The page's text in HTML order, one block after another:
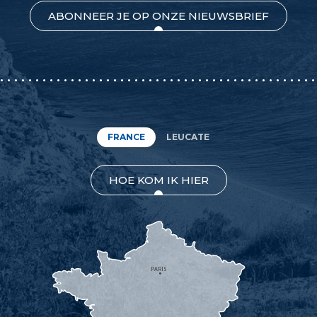
ABONNEER JE OP ONZE NIEUWSBRIEF
FRANCE LEUCATE
HOE KOM IK HIER
PARIS